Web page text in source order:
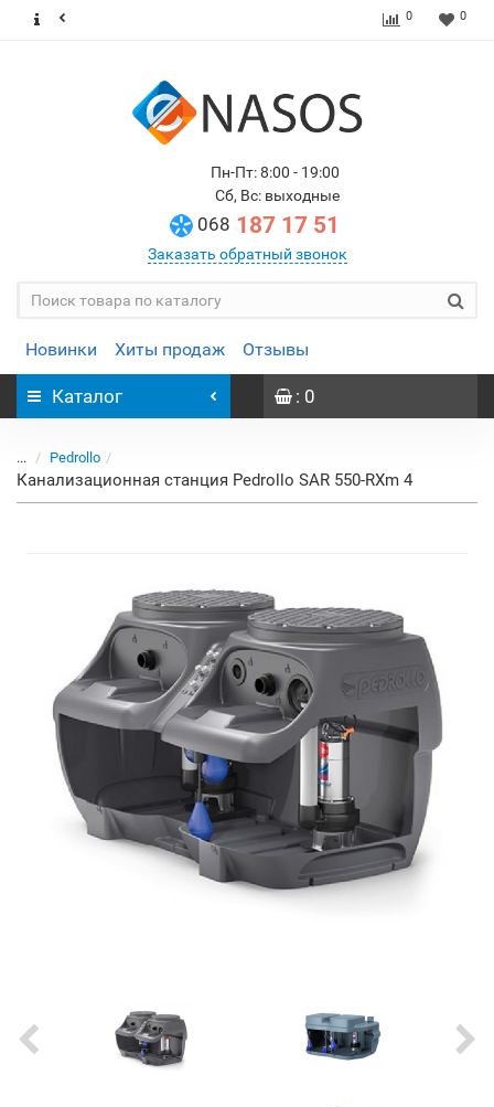
0 0
Пн-Пт: 8:00 - 19:00
Сб, Вс: выходные
068 187 17 51
Заказать обратный звонок
Новинки Хиты продаж Отзывы
Каталог : 0
... Pedrollo
Канализационная станция Pedrollo SAR 550-RXm 4